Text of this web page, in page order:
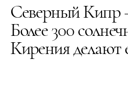
Северный Кипр
Более 300
Кирения делают